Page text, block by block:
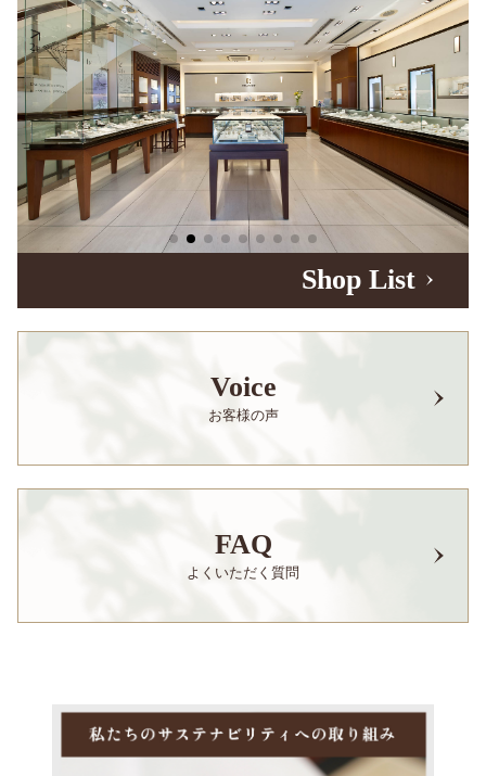
Shop List
Voice
お客様の声
FAQ
よくいただく質問